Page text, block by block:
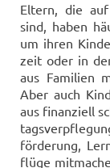
El­tern, die auf
sind, haben
um ihren
zeit oder in
aus Fa­mi­li­en
Aber auch
aus fi­nan­zi­ell
för­de­rung,
flü­ge